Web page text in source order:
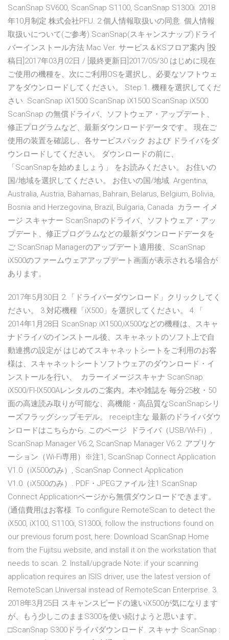
ScanSnap SV600, ScanSnap S1100, ScanSnap S1300i. 2018
年10月制定 株式会社PFU. 2.個人情報取扱いの同意. 個人情報
取扱いについて(ご参考) ScanSnap(スキャンスナップ)ドライ
バーインストール方法 Mac Ver. サービス＆KSフロア案内 [投
稿日]2017年03月02日 / [最終更新日]2017/05/30 はじめに現在
ご使用の機種を、次にご利用OSを選択し、必要なソフトウェ
アをダウンロードしてください。 Step 1. 機種を選択してくだ
さい. ScanSnap iX1500 ScanSnap iX1500 ScanSnap iX500
ScanSnap の無償ドライバ、ソフトウェア・アップデート、
修正プログラムなど、最新ダウンロードデータです。 現在ご
使用の装置を確認し、各サービスパック および ドライバをダ
ウンロードしてください。 ダウンロードの前に、
「ScanSnapを始めましょう」 をお読みください。 お住いの
国/地域を選択してください。 お住いの国/地域. Argentina,
Australia, Austria, Bahamas, Bahrain, Belarus, Belgium, Bolivia,
Bosnia and Herzegovina, Brazil, Bulgaria, Canada カラー イメ
ージ スキャナー ScanSnapのドライバ、ソフトウェア・アッ
プデート、修正プログラムなどの最新ダウンロードデータを
ご ScanSnap Managerのアップデート適用後、ScanSnap
iX500のファームウェアアップデート画面が表示される場合が
あります。
2017年5月30日 2.「ドライバーダウンロード」クリックしてく
ださい。 3.対応機種「iX500」を選択してください。 4.「
2014年1月28日 ScanSnap iX1500,iX500などの機種は、スキャ
ナドライバのインストール後、スキャネットのソフト上で自
動連携の設定が はじめてスキャネットシートをご利用のお客
様は、スキャネットシートソフトウェアのダウンロード・イ
ンストールを行い、 カラーイメージスキャナ ScanSnap
iX500/FI-IX500Aレンタルのご案内。本や雑誌を 毎分25枚・50
面の高速読み取りが可能な、高機能・高品質なScanSnapシリ
ーズフラッグシップモデル。 receipt主な 最新のドライバダウ
ンロードはこちらから. このページ ドライバ（USB/Wi-Fi）,
ScanSnap Manager V6.2, ScanSnap Manager V6.2. アプリケ
ーション（Wi-Fi専用）※注1, ScanSnap Connect Application
V1.0（iX500のみ）, ScanSnap Connect Application
V1.0（iX500のみ）. PDF・JPEGファイル 注1 ScanSnap
Connect Applicationページから無償ダウンロードできます。
(通信費用はお客様 To configure RemoteScan to detect the
iX500, iX100, S1100i, S1300i, follow the instructions found on
our previous forum post, here: Download ScanSnap Home
from the Fujitsu website, and install it on the workstation that
needs to scan. 2. Install/upgrade Note: if your scanning
application requires an ISIS driver, use the latest version of
RemoteScan Universal instead of RemoteScan Enterprise. 3.
2018年3月25日 スキャンスピードの速いiX500が気になります
が、もう少しこのままS300を使い続けようと思います。
□ScanSnap S300ドライバダウンロード. スキャナ ScanSnap :